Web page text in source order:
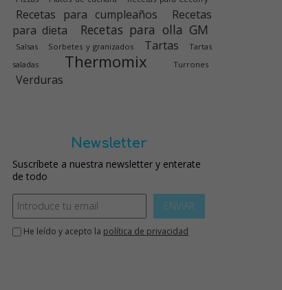
Recetas para cumpleaños
Recetas
para dieta
Recetas para olla GM
Salsas Sorbetes y granizados Tartas
Tartas
saladas
Thermomix Turrones
Verduras
Newsletter
Suscríbete a nuestra newsletter y enterate
de todo
ENVIAR
He leído y acepto la política de privacidad